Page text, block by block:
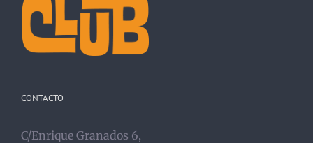
CONTACTO
C/Enrique Granados 6,